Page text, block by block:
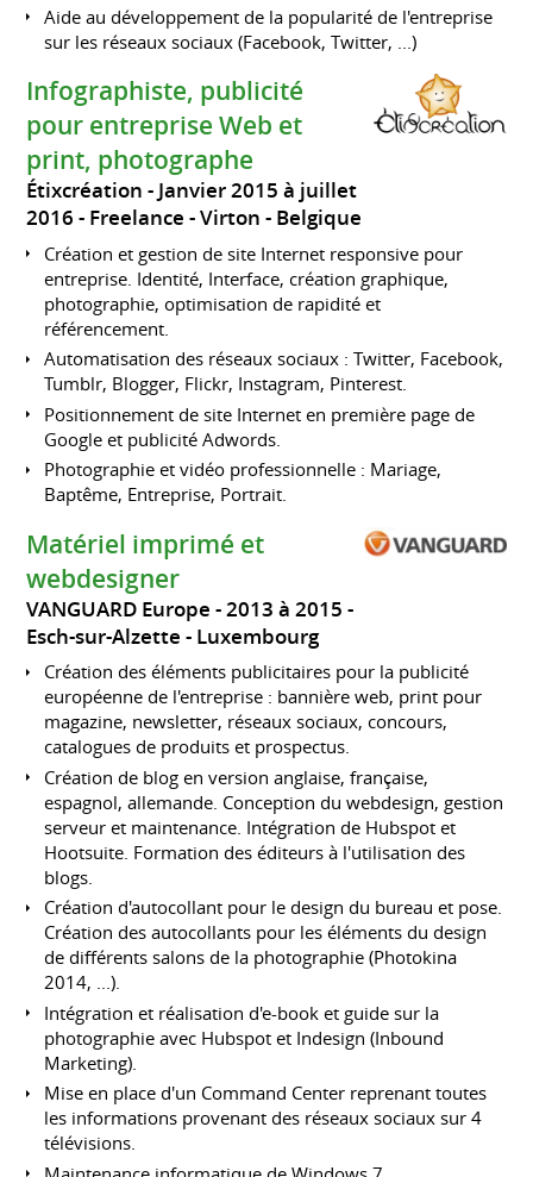
Aide au développement de la popularité de l'entreprise
sur les réseaux sociaux (Facebook, Twitter, ...)
Infographiste, publicité
pour entreprise Web et
print, photographe
Étixcréation
Janvier 2015 à juillet
2016 Freelance Virton Belgique
Création et gestion de site Internet responsive pour
entreprise. Identité, Interface, création graphique,
photographie, optimisation de rapidité et
référencement.
Automatisation des réseaux sociaux : Twitter, Facebook,
Tumblr, Blogger, Flickr, Instagram, Pinterest.
Positionnement de site Internet en première page de
Google et publicité Adwords.
Photographie et vidéo professionnelle : Mariage,
Baptême, Entreprise, Portrait.
Matériel imprimé et
webdesigner
VANGUARD Europe
2013 à 2015
Esch-sur-Alzette
Luxembourg
Création des éléments publicitaires pour la publicité
européenne de l'entreprise : bannière web, print pour
magazine, newsletter, réseaux sociaux, concours,
catalogues de produits et prospectus.
Création de blog en version anglaise, française,
espagnol, allemande. Conception du webdesign, gestion
serveur et maintenance. Intégration de Hubspot et
Hootsuite. Formation des éditeurs à l'utilisation des
blogs.
Création d'autocollant pour le design du bureau et pose.
Création des autocollants pour les éléments du design
de différents salons de la photographie (Photokina
2014, ...).
Intégration et réalisation d'e-book et guide sur la
photographie avec Hubspot et Indesign (Inbound
Marketing).
Mise en place d'un Command Center reprenant toutes
les informations provenant des réseaux sociaux sur 4
télévisions.